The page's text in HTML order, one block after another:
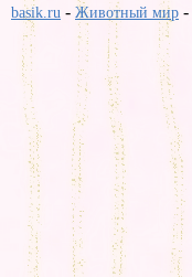
basik.ru - Животный мир -